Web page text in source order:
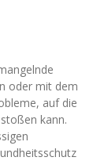
oder mit dem
auf die
kann.